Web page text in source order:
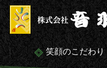
笑顔のこだわり